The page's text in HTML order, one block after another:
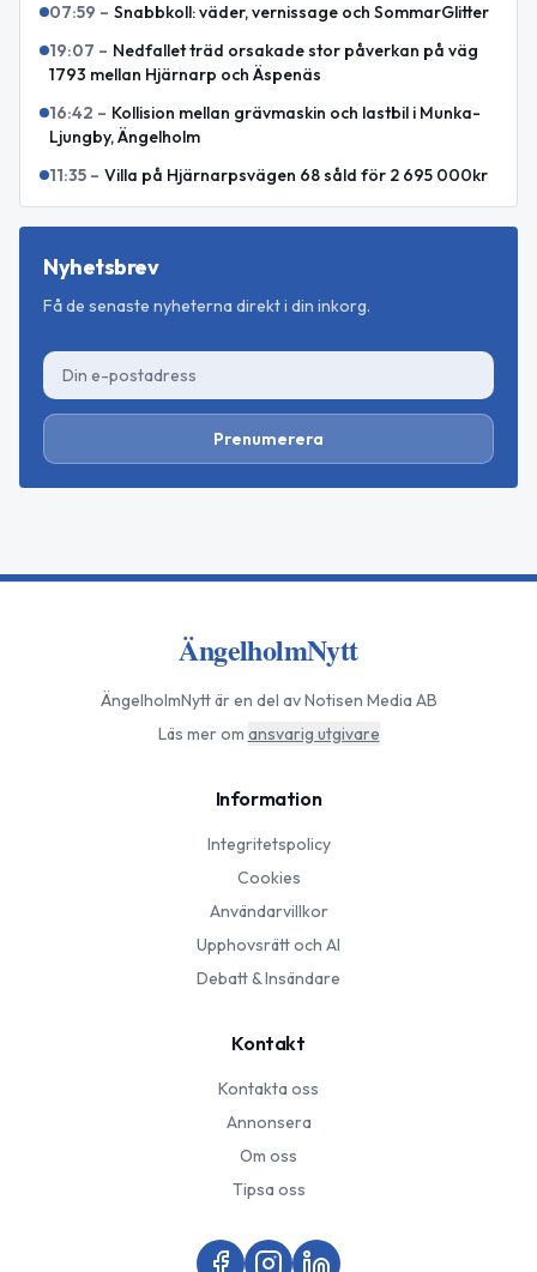
07:59 – Snabbkoll: väder, vernissage och SommarGlitter
19:07 – Nedfallet träd orsakade stor påverkan på väg
1793 mellan Hjärnarp och Äspenäs
16:42 – Kollision mellan grävmaskin och lastbil i Munka-
Ljungby, Ängelholm
11:35 – Villa på Hjärnarpsvägen 68 såld för 2 695 000kr
Nyhetsbrev
Få de senaste nyheterna direkt i din inkorg.
Prenumerera
ÄngelholmNytt
ÄngelholmNyttär en del av Notisen Media AB
Läs mer om ansvarig utgivare
Information
Integritetspolicy
Cookies
Användarvillkor
Upphovsrätt och AI
Debatt & Insändare
Kontakt
Kontakta oss
Annonsera
Om oss
Tipsa oss